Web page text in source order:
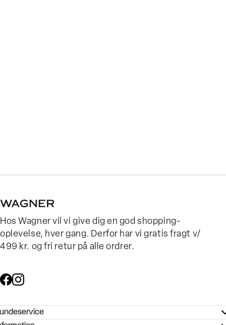
Hos Wagner vil vi give dig en god shopping-
oplevelse, hver gang. Derfor har vi gratis fragt v/
499 kr. og fri retur på alle ordrer.
- Hjælpecenter